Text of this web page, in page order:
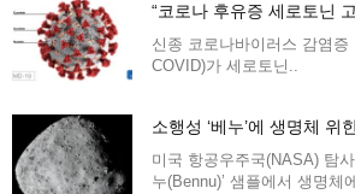
“코로나 후유증 세로토닌
신종 코로나바이러스 감염
COVID)가 세로토닌..
소행성 ‘베누’에 생명체 위
미국 항공우주국(NASA) 탐
누(Bennu)’ 샘플에서 생명체